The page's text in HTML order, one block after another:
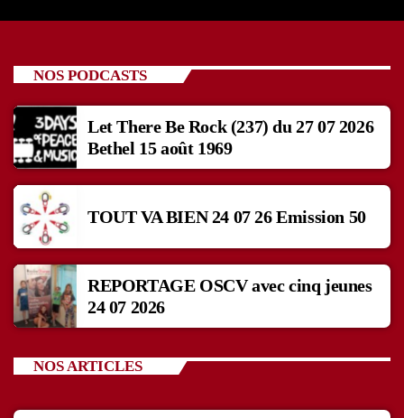
NOS PODCASTS
Let There Be Rock (237) du 27 07 2026
Bethel 15 août 1969
TOUT VA BIEN 24 07 26 Emission 50
REPORTAGE OSCV avec cinq jeunes
24 07 2026
NOS ARTICLES